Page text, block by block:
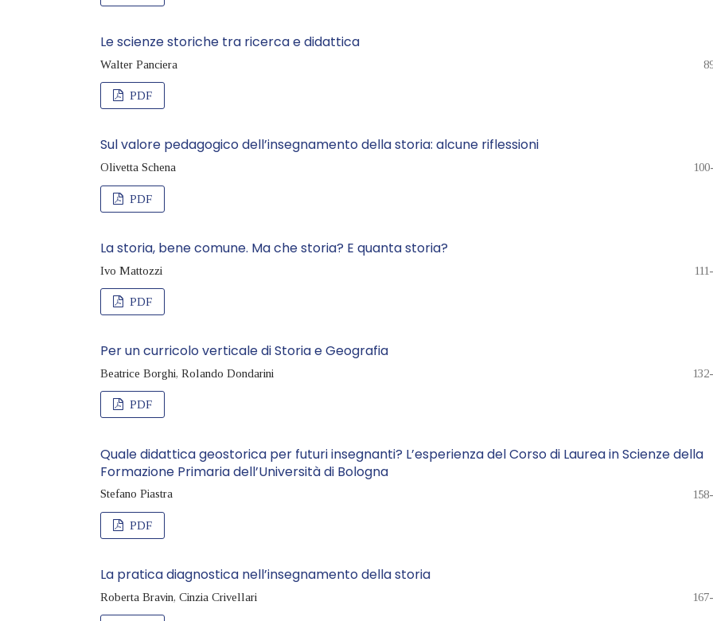
Le scienze storiche tra ricerca e didattica
Walter Panciera
PDF
Sul valore pedagogico dell’insegnamento della storia: alcune riflessioni
Olivetta Schena
PDF
La storia, bene comune. Ma che storia? E quanta storia?
Ivo Mattozzi
PDF
Per un curricolo verticale di Storia e Geografia
Beatrice Borghi, Rolando Dondarini
PDF
Quale didattica geostorica per futuri insegnanti? L’esperienza del Corso di Laurea in Scienze della
Formazione Primaria dell’Università di Bologna
Stefano Piastra
PDF
La pratica diagnostica nell’insegnamento della storia
Roberta Bravin, Cinzia Crivellari